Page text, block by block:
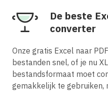
De beste
converter
Onze gratis Excel naar
bestanden snel, of je nu
bestandsformaat moet
gemakkelijk te gebruiken,